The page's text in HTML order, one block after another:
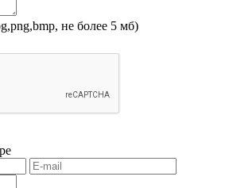
не более 5 мб)